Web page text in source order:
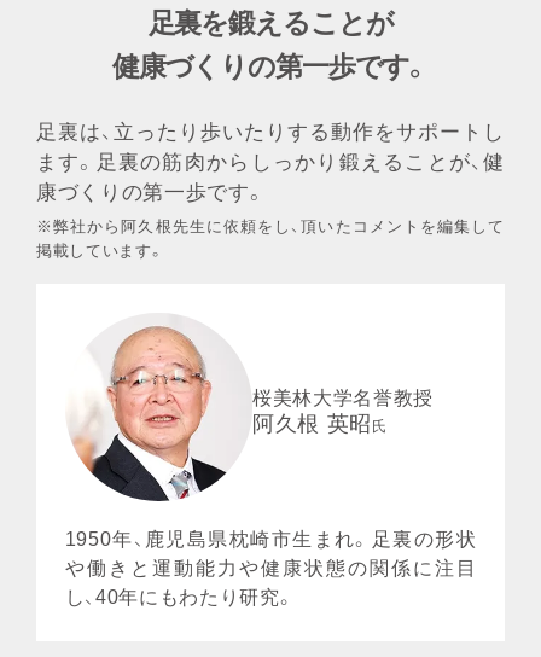
足裏を鍛えることが
健康づくりの第一歩です。
足裏は、立ったり歩いたりする動作をサポートし
ます。足裏の筋肉からしっかり鍛えることが、健
康づくりの第一歩です。
※弊社から阿久根先⽣に依頼をし、頂いたコメントを編集して
掲載しています。
桜美林大学名誉教授
阿久根 英昭 氏
1950年、⿅児島県枕崎市⽣まれ。足裏の形状
や働きと運動能⼒や健康状態の関係に注⽬
し、40年にもわたり研究。